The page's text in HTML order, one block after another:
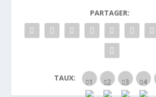
PARTAGER:
TAUX: